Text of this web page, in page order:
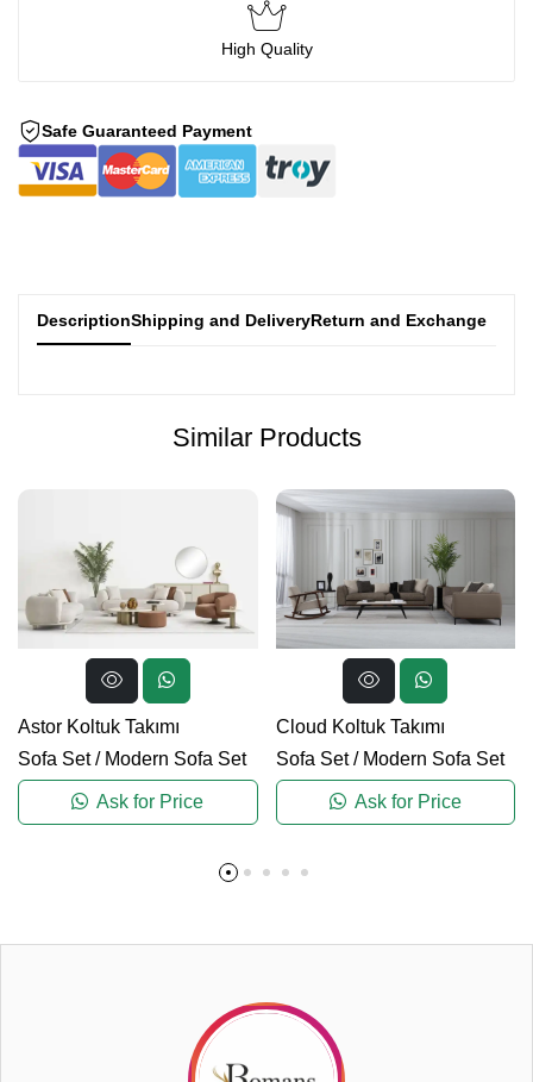
High Quality
Safe Guaranteed Payment
DescriptionShipping and DeliveryReturn and Exchange
Similar Products
Astor Koltuk Takımı
Sofa Set/ Modern Sofa Set
Ask for Price
Cloud Koltuk Takımı
Sofa Set/ Modern Sofa Set
Ask for Price